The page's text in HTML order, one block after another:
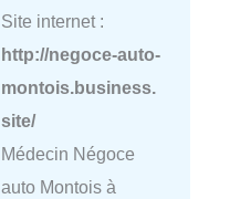
Site internet :
http://negoce-auto-
montois.business.
site/
Médecin Négoce
auto Montois à